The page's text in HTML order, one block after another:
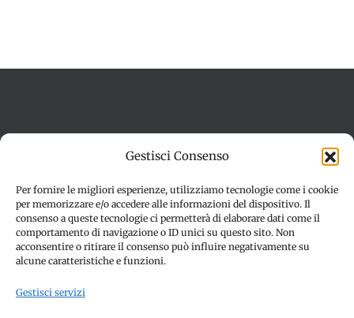
Gestisci Consenso
Per fornire le migliori esperienze, utilizziamo tecnologie come i cookie
per memorizzare e/o accedere alle informazioni del dispositivo. Il
consenso a queste tecnologie ci permetterà di elaborare dati come il
comportamento di navigazione o ID unici su questo sito. Non
acconsentire o ritirare il consenso può influire negativamente su
alcune caratteristiche e funzioni.
Gestisci servizi
Disconoscimento